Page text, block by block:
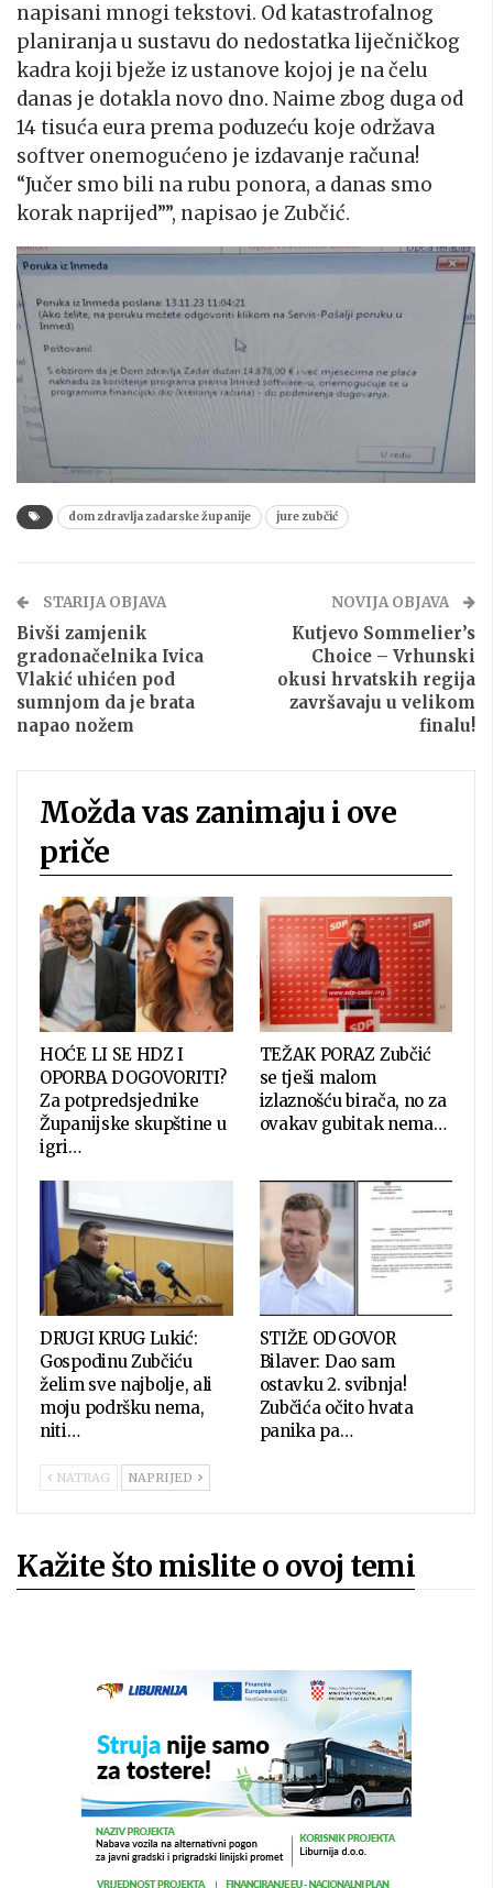
napisani mnogi tekstovi. Od katastrofalnog
planiranja u sustavu do nedostatka liječničkog
kadra koji bježe iz ustanove kojoj je na čelu
danas je dotakla novo dno. Naime zbog duga od
14 tisuća eura prema poduzeću koje održava
softver onemogućeno je izdavanje računa!
“Jučer smo bili na rubu ponora, a danas smo
korak naprijed””, napisao je Zubčić.
dom zdravlja zadarske županije jure zubčić
STARIJA OBJAVA
Bivši zamjenik
gradonačelnika Ivica
Vlakić uhićen pod
sumnjom da je brata
napao nožem
NOVIJA OBJAVA
Kutjevo Sommelier’s
Choice – Vrhunski
okusi hrvatskih regija
završavaju u velikom
finalu!
Možda vas zanimaju i ove
priče
HOĆE LI SE HDZ I
OPORBA DOGOVORITI?
Za potpredsjednike
Županijske skupštine u
igri…
TEŽAK PORAZ Zubčić
se tješi malom
izlaznošću birača, no za
ovakav gubitak nema…
DRUGI KRUG Lukić:
Gospodinu Zubčiću
želim sve najbolje, ali
moju podršku nema,
niti…
STIŽE ODGOVOR
Bilaver: Dao sam
ostavku 2. svibnja!
Zubčića očito hvata
panika pa…
NATRAG NAPRIJED
Kažite što mislite o ovoj temi